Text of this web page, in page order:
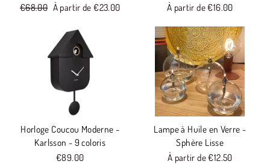
Prix
€68.00 Prix
À partir de €23.00
À partir de €16.00
Horloge Coucou Moderne -
Karlsson - 9 coloris
€89.00
Lampe à Huile en Verre -
Sphère Lisse
À partir de €12.50